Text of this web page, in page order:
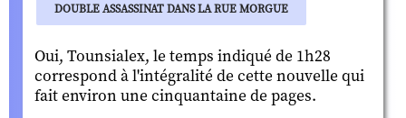
DOUBLE ASSASSINAT DANS LA RUE MORGUE
Oui, Tounsialex, le temps indiqué de 1h28
correspond à l'intégralité de cette nouvelle qui
fait environ une cinquantaine de pages.